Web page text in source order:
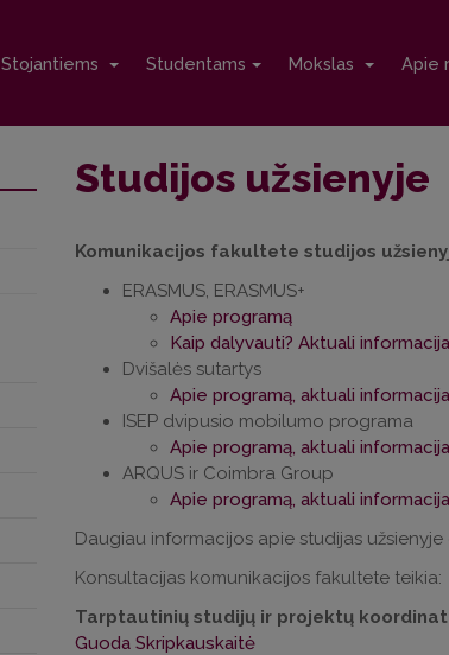
Stojantiems Studentams Mokslas Apie
Studijos užsienyje
Komunikacijos fakultete studijos
ERASMUS, ERASMUS+
Apie programą
Kaip dalyvauti? Aktuali
Dvišalės sutartys
Apie programą, aktuali
ISEP dvipusio mobilumo programa
Apie programą, aktuali
ARQUS ir Coimbra Group
Apie programą, aktuali
Daugiau informacijos apie studijas užsienyje
Konsultacijas komunikacijos fakultete teikia:
Tarptautinių studijų ir projektų
Guoda Skripkauskaitė